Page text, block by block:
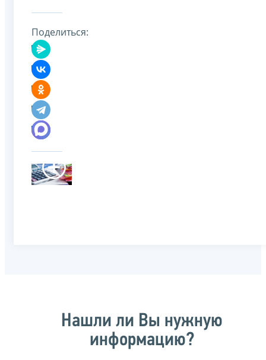
Поделиться:
Нашли ли Вы нужную
информацию?